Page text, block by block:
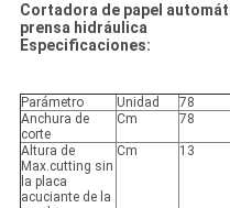
Cortadora de papel
prensa hidráulica
Especificaciones:
Parámetro Unidad 78
Anchura de
corte
Cm 78
Altura de
Max.cutting sin
la placa
acuciante de la
Cm 13